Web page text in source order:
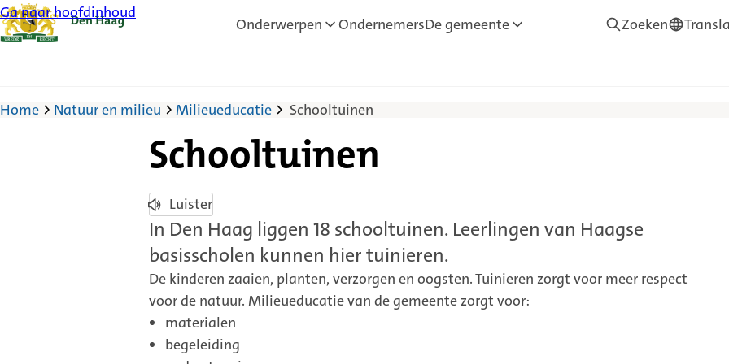
Ga naar hoofdinhoud
Onderwerpen OndernemersDe gemeente Zoeken—
Home Natuur en milieu Milieueducatie Schooltuinen
Schooltuinen
Luister
In Den Haag liggen 18 schooltuinen. Leerlingen van Haagse
basisscholen kunnen hier tuinieren.
De kinderen zaaien, planten, verzorgen en oogsten. Tuinieren zorgt voor meer respect
voor de natuur. Milieueducatie van de gemeente zorgt voor:
materialen
begeleiding